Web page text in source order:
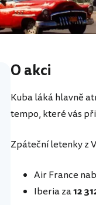
O akci
Kuba láká hlavně
tempo, které vás
Zpáteční letenky z
Air France
Iberia za12